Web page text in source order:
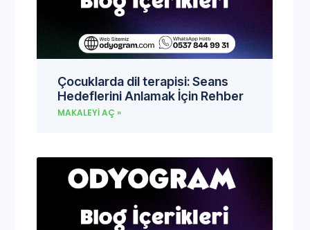
Çocuklarda dil terapisi: Seans
Hedeflerini Anlamak İçin Rehber
MAKALEYI AÇ »